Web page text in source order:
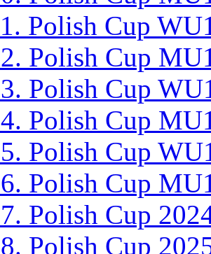
Polish Cup
Polish Cup
Polish Cup
Polish Cup
Polish Cup
Polish Cup
Polish Cup
Polish Cup